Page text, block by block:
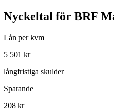
Nyckeltal för BRF
Lån per kvm
5 501 kr
långfristiga skulder
Sparande
208 kr